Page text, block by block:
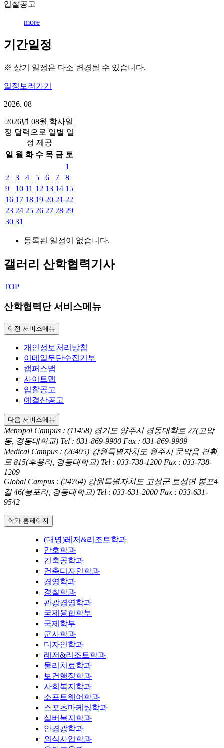
입찰공고
more
기간일정
※ 상기 일정은 다소 변경될 수 있습니다.
일정보러가기
2026. 08
2026년 08월 학사일
정 달력으로 일별 일
정 제공
일 월 화 수 목 금 토
1
2
3 4 5 6 7
8
9
10 11 12 13 14 15
16 17 18 19 20 21 22
23 24 25 26 27 28 29
30 31
등록된 일정이 없습니다.
갤러리 산학협력기사
TOP
산학협력단 서비스메뉴
이전 서비스메뉴
개인정보처리방침
이메일무단수집거부
캠퍼스맵
사이트맵
입찰공고
예결산공고
다음 서비스메뉴
Metropol Campus : (11458) 경기도 양주시 경동대학로 27(고암
동, 경동대학교) Tel : 031-869-9900 Fax : 031-869-9909
Medical Campus : (26495) 강원특별자치도 원주시 문막읍 견훤
로 815(후용리, 경동대학교) Tel : 033-738-1200 Fax : 033-738-
1209
Global Campus : (24764) 강원특별자치도 고성군 토성면 봉포4
길 46(봉포리, 경동대학교) Tel : 033-631-2000 Fax : 033-631-
9542
학과 홈페이지
(대명)레저&리조트학과
간호학과
건축공학과
건축디자인학과
경영학과
경찰학과
관광경영학과
국제융합학부
국제학부
군사학과
디자인학과
레저&리조트학과
물리치료학과
보건행정학과
사회복지학과
소프트웨어학과
스포츠마케팅학과
실버복지학과
안경광학과
외식사업학과